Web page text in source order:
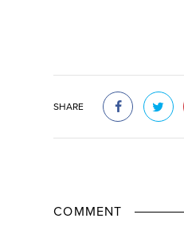
SHARE
COMMENT